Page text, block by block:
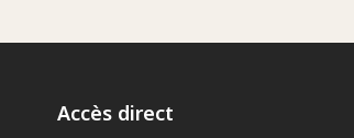
Accès direct